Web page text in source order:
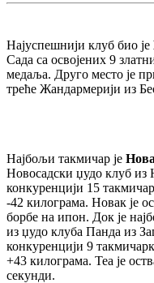
Најуспешнији клуб био је
Сада са освојених 9
медаља. Друго место је
треће Жандармерији из
Најбољи такмичар је
Новосадски џудо клуб из
конкуренцији 15
-42 килограма. Новак је
борбе на ипон. Док је
из џудо клуба Панда из
конкуренцији 9
+43 килограма. Теа је
секунди.